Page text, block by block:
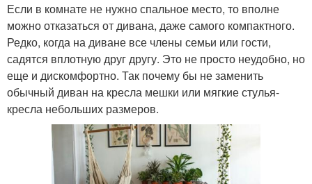
Если в комнате не нужно спальное место, то вполне
можно отказаться от дивана, даже самого компактного.
Редко, когда на диване все члены семьи или гости,
садятся вплотную друг другу. Это не просто неудобно, но
еще и дискомфортно. Так почему бы не заменить
обычный диван на кресла мешки или мягкие стулья-
кресла небольших размеров.